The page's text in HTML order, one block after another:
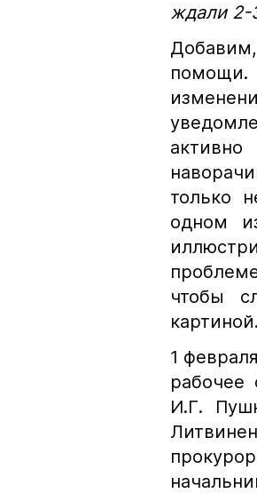
ждали 2-
только
одном
чтобы
картиной.
1
рабочее
И.Г.